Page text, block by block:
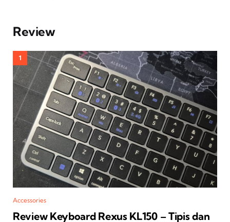
Review
Accessories
Review Keyboard Rexus KL150 – Tipis dan